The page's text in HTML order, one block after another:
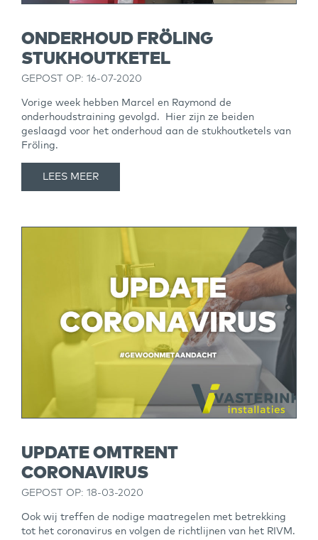
ONDERHOUD FRÖLING
STUKHOUTKETEL
GEPOST OP: 16-07-2020
Vorige week hebben Marcel en Raymond de
onderhoudstraining gevolgd. Hier zijn ze beiden
geslaagd voor het onderhoud aan de stukhoutketels van
Fröling.
LEES MEER
UPDATE OMTRENT
CORONAVIRUS
GEPOST OP: 18-03-2020
Ook wij treffen de nodige maatregelen met betrekking
tot het coronavirus en volgen de richtlijnen van het RIVM.